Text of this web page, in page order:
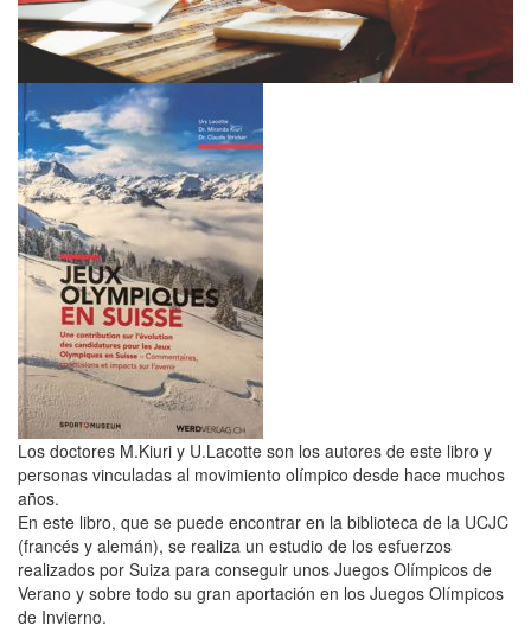
Los doctores M.Kiuri y U.Lacotte son los autores de este libro y
personas vinculadas al movimiento olímpico desde hace muchos
años.
En este libro, que se puede encontrar en la biblioteca de la UCJC
(francés y alemán), se realiza un estudio de los esfuerzos
realizados por Suiza para conseguir unos Juegos Olímpicos de
Verano y sobre todo su gran aportación en los Juegos Olímpicos
de Invierno.